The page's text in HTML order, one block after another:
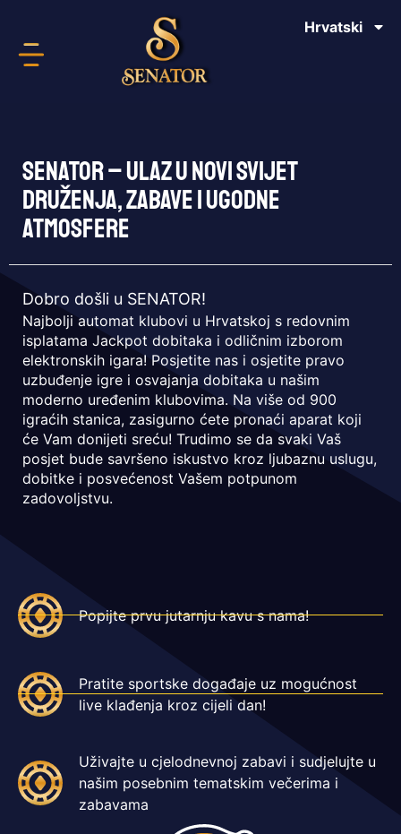
Hrvatski
English
SENATOR – ULAZ U NOVI SVIJET
DRUŽENJA, ZABAVE I UGODNE
ATMOSFERE
Dobro došli u SENATOR!
Najbolji automat klubovi u Hrvatskoj s redovnim
isplatama Jackpot dobitaka i odličnim izborom
elektronskih igara! Posjetite nas i osjetite pravo
uzbuđenje igre i osvajanja dobitaka u našim
moderno uređenim klubovima. Na više od 900
igraćih stanica, zasigurno ćete pronaći aparat koji
će Vam donijeti sreću! Trudimo se da svaki Vaš
posjet bude savršeno iskustvo kroz ljubaznu uslugu,
dobitke i posvećenost Vašem potpunom
zadovoljstvu.
Popijte prvu jutarnju kavu s nama!
Pratite sportske događaje uz mogućnost
live klađenja kroz cijeli dan!
Uživajte u cjelodnevnoj zabavi i sudjelujte u
našim posebnim tematskim večerima i
zabavama